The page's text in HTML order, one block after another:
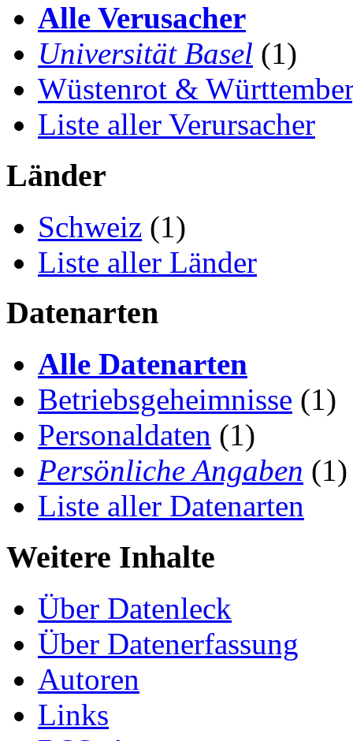
Alle Verusacher
Universität Basel (1)
Wüstenrot &
Liste aller Verursacher
Länder
Schweiz (1)
Liste aller Länder
Datenarten
Alle Datenarten
Betriebsgeheimnisse (1)
Personaldaten (1)
Persönliche Angaben (1)
Liste aller Datenarten
Weitere Inhalte
Über Datenleck
Über Datenerfassung
Autoren
Links